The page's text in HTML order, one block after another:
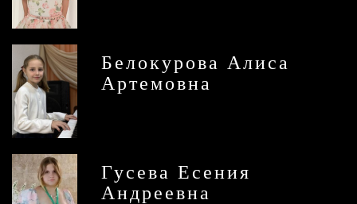
Белокурова Алиса
Артемовна
Гусева Есения
Андреевна